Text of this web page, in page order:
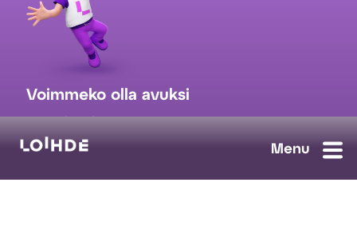
Voimmeko olla avuksi
myynti@loihde.com